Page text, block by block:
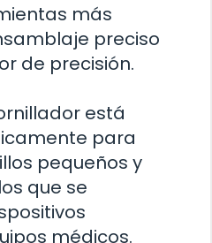
más
preciso
de precisión.
está
para
pequeños y
que se
médicos.